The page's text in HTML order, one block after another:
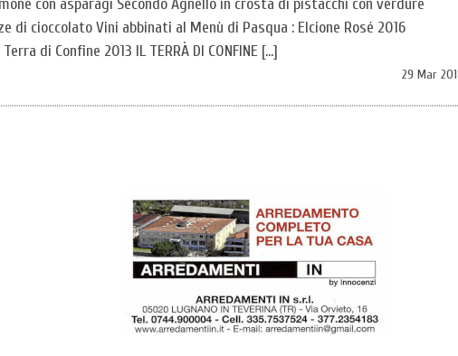
con asparagi Secondo Agnello in crosta di pistacchi con verdure
di cioccolato Vini abbinati al Menù di Pasqua : Elcione Rosé 2016
di Confine 2013 IL TERRÀ DI CONFINE […]
29 Mar